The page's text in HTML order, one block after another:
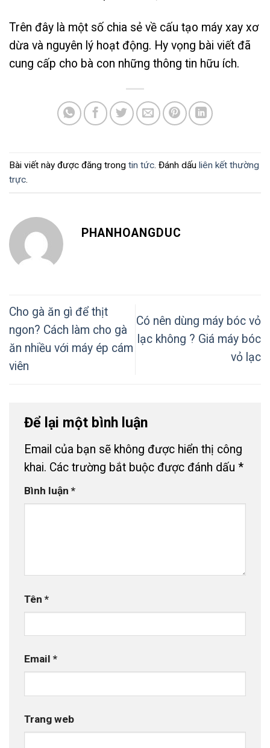
Trên đây là một số chia sẻ về cấu tạo máy xay xơ
dừa và nguyên lý hoạt động. Hy vọng bài viết đã
cung cấp cho bà con những thông tin hữu ích.
Bài viết này được đăng trong tin tức. Đánh dấu liên kết thường
trực.
PHANHOANGDUC
Cho gà ăn gì để thịt
ngon? Cách làm cho gà
ăn nhiều với máy ép cám
viên
Có nên dùng máy bóc vỏ
lạc không ? Giá máy bóc
vỏ lạc
Để lại một bình luận
Email của bạn sẽ không được hiển thị công
khai. Các trường bắt buộc được đánh dấu *
Bình luận *
Tên *
Email *
Trang web